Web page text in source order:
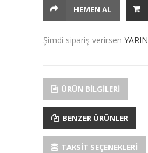
HEMEN AL
Şimdi sipariş verirsen YARIN
ÜRÜN BILGILERI
BENZER ÜRÜNLER
TAKSIT SEÇENEKLERI